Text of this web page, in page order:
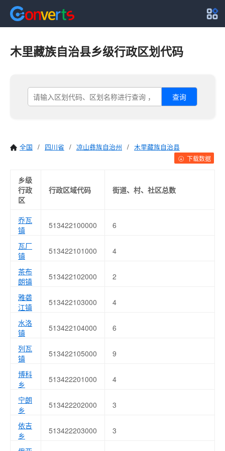
木里藏族自治县乡级行政区划代码
查询
全国 / 四川省 / 凉山彝族自治州 / 木里藏族自治县
下载数据
乡级
行政
区
行政区域代码 街道、村、社区总数
乔瓦
镇
513422100000 6
瓦厂
镇
513422101000 4
茶布
朗镇
513422102000 2
雅砻
江镇
513422103000 4
水洛
镇
513422104000 6
列瓦
镇
513422105000 9
博科
乡
513422201000 4
宁朗
乡
513422202000 3
依吉
乡
513422203000 3